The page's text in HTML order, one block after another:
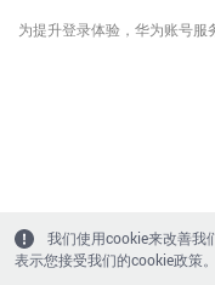
为提升登录体验，华为账号服
我们使用cookie来改善我
表示您接受我们的cookie政策。